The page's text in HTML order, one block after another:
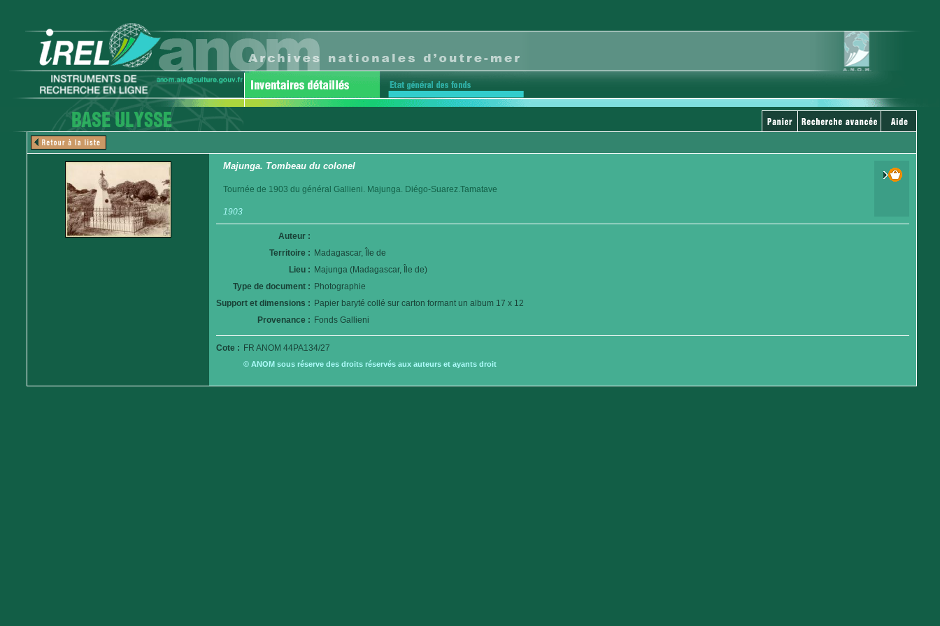
Majunga. Tombeau du colonel
Tournée de 1903 du général Gallieni. Majunga. Diégo-Suarez.Tamatave
1903
Auteur :
Territoire : Madagascar, Île de
Lieu : Majunga (Madagascar, Île de)
Type de document : Photographie
Support et dimensions : Papier baryté collé sur carton formant un album 17 x 12
Provenance : Fonds Gallieni
Cote : FR ANOM 44PA134/27
© ANOM sous réserve des droits réservés aux auteurs et ayants droit